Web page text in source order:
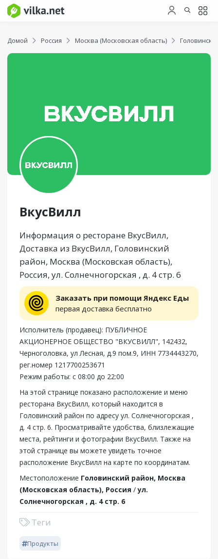
Домой Россия Москва (Московская область)
ВкусВилл
Информация о ресторане ВкусВилл,
Доставка из ВкусВилл, Головинский
район, Москва (Московская область),
Россия, ул. Солнечногорская , д. 4 стр. 6
Заказать при помощи Яндекс Еды
первая доставка бесплатно
Исполнитель (продавец): ПУБЛИЧНОЕ
АКЦИОНЕРНОЕ ОБЩЕСТВО "ВКУСВИЛЛ", 142432,
Черноголовка, ул Лесная, д.9 пом.9, ИНН 7734443270,
рег.номер 1217700253671
Режим работы: с 08:00 до 22:00
На этой странице показано расположение и меню
ресторана ВкусВилл, который находится в
Головинский район по адресу ул. Солнечногорская ,
д. 4 стр. 6. Просматривайте удобства, близлежащие
места, рейтинги и фотографии ВкусВилл. Также на
этой странице вы можете увидеть точное
расположение ВкусВилл на карте по координатам.
Местоположение Головинский район, Москва
(Московская область), Россия /ул.
Солнечногорская , д. 4 стр. 6
Теги
Продукты